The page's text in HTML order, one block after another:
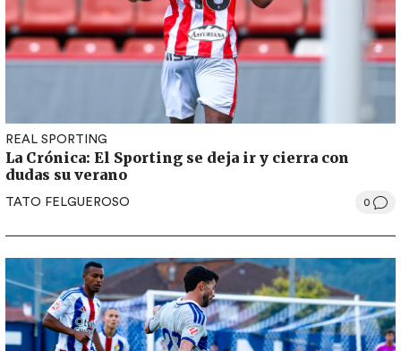
REAL SPORTING
La Crónica: El Sporting se deja ir y cierra con
dudas su verano
TATO FELGUEROSO 0